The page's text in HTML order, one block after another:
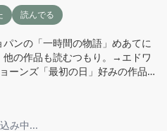
読んでる
ンの「一時間の物語」めあてに
他の作品も読むつもり。→エドワ
ーンズ「最初の日」好みの作品
み中...